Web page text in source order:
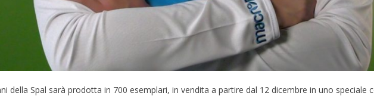
della Spal sarà prodotta in 700 esemplari, in vendita a partire dal 12 dicembre in uno speciale